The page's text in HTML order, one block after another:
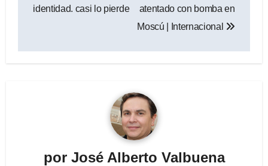
identidad. casi lo pierde
atentado con bomba en
Moscú | Internacional
por José Alberto Valbuena